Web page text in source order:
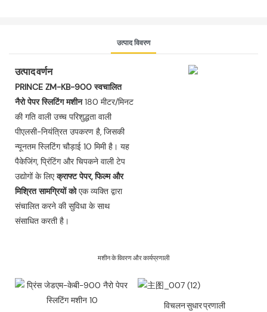
उत्पाद विवरण
उत्पाद वर्णन
PRINCE ZM-KB-900 स्वचालित
नैरो पेपर स्लिटिंग मशीन180 मीटर/मिनट
की गति वाली उच्च परिशुद्धता वाली
पीएलसी-नियंत्रित उपकरण है, जिसकी
न्यूनतम स्लिटिंग चौड़ाई 10 मिमी है। यह
पैकेजिंग, प्रिंटिंग और चिपकने वाली टेप
उद्योगों के लिएक्राफ्ट पेपर, फिल्म और
मिश्रित सामग्रियों कोएक व्यक्ति द्वारा
संचालित करने की सुविधा के साथ
संसाधित करती है।
मशीन के विवरण और कार्यप्रणाली
विचलन सुधार प्रणाली